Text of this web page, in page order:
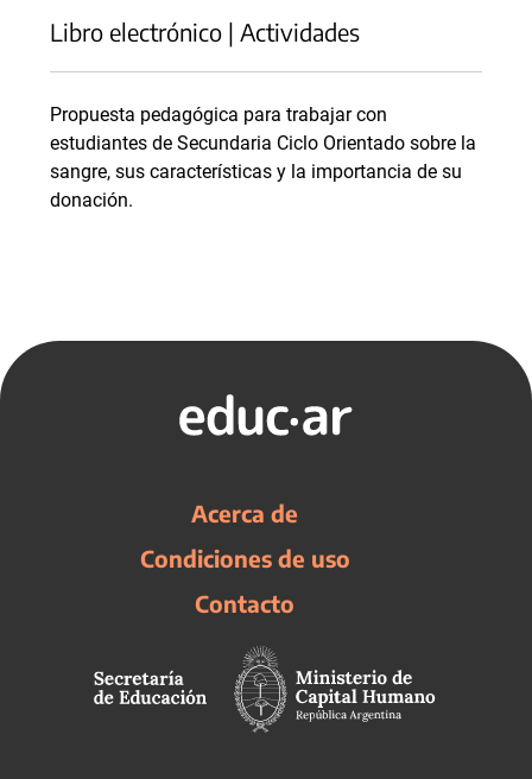
Libro electrónico | Actividades
Propuesta pedagógica para trabajar con
estudiantes de Secundaria Ciclo Orientado sobre la
sangre, sus características y la importancia de su
donación.
Acerca de
Condiciones de uso
Contacto